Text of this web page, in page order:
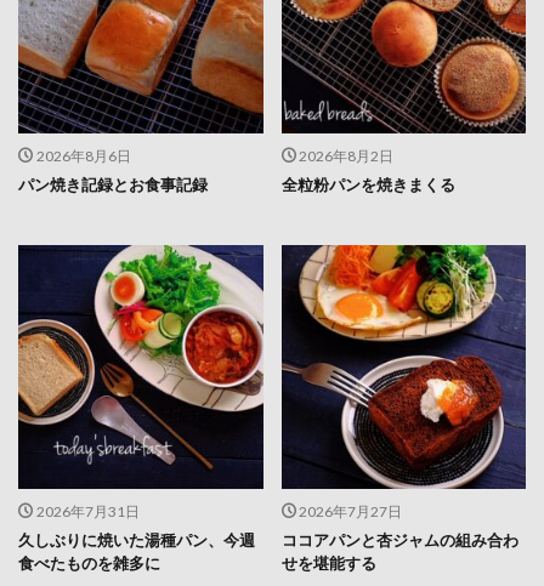
2026年8月6日
パン焼き記録とお食事記録
2026年8月2日
全粒粉パンを焼きまくる
2026年7月31日
久しぶりに焼いた湯種パン、今週
食べたものを雑多に
2026年7月27日
ココアパンと杏ジャムの組み合わ
せを堪能する